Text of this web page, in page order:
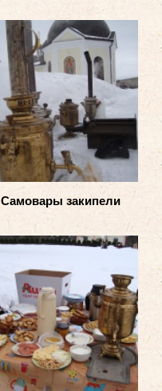
Самовары закипели